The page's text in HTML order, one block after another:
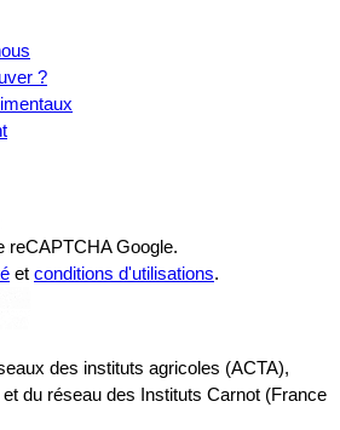
?
reCAPTCHA Google.
et conditions d'utilisations.
des instituts agricoles (ACTA),
du réseau des Instituts Carnot (France